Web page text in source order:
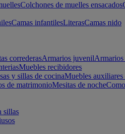
Colchones de muelles ensacados
Camas infantilesLiterasCamas nido
correderasArmarios juvenil
Muebles recibidores
y sillas de cocinaMuebles auxiliares
de matrimonioMesitas de noche
sillas